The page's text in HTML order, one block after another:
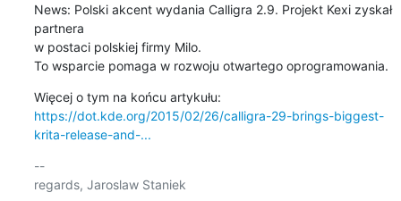
News: Polski akcent wydania Calligra 2.9. Projekt Kexi zyskał
partnera
w postaci polskiej firmy Milo.
To wsparcie pomaga w rozwoju otwartego oprogramowania.
https://dot.kde.org/2015/02/26/calligra-29-brings-biggest-
krita-release-and-...
--
regards, Jaroslaw Staniek